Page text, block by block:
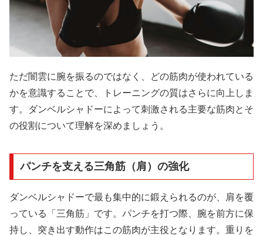
ただ闇雲に腕を振るのではなく、どの筋肉が使われている
かを意識することで、トレーニングの質はさらに向上しま
す。ダンベルシャドーによって刺激される主要な筋肉とそ
の役割について理解を深めましょう。
パンチを支える三角筋（肩）の強化
ダンベルシャドーで最も集中的に鍛えられるのが、肩を覆
っている「三角筋」です。パンチを打つ際、腕を前方に保
持し、突き出す動作はこの筋肉が主役となります。重りを